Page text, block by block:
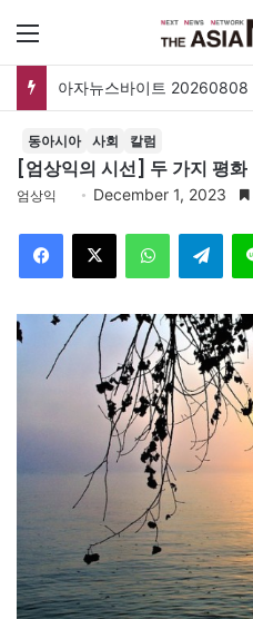
아자뉴스바이트 20260808
동아시아 사회 칼럼
[엄상익의 시선] 두 가지 평화
엄상익 December 1, 2023
Telegram